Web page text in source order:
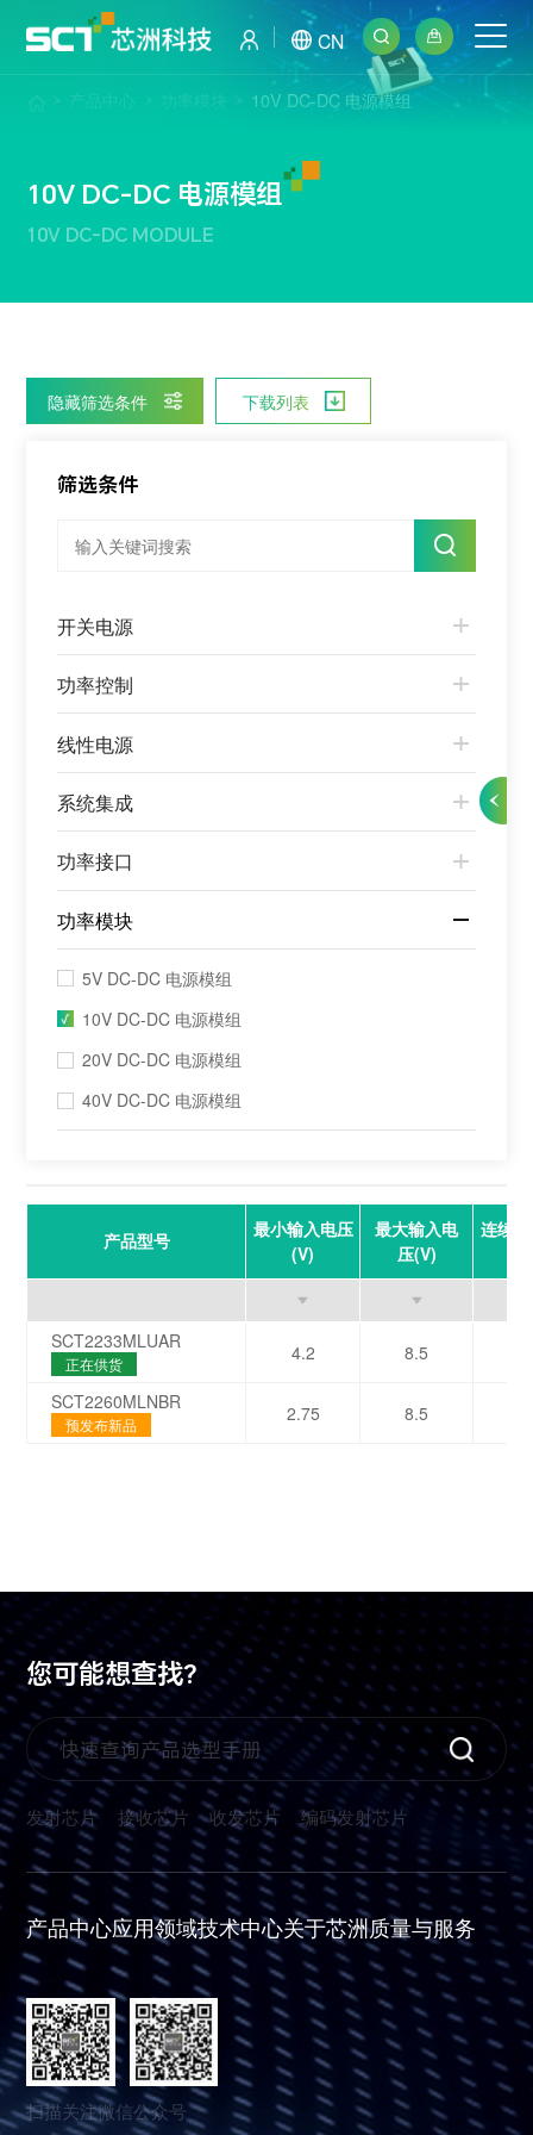
CN
产品中心 功率模块 10V DC-DC 电源模组
10V DC-DC 电源模组
10V DC-DC MODULE
隐藏筛选条件 下载列表
筛选条件
开关电源
功率控制
线性电源
系统集成
功率接口
功率模块
5V DC-DC 电源模组
10V DC-DC 电源模组
20V DC-DC 电源模组
40V DC-DC 电源模组
产品型号
最小输入电压
(V)
最大输入电
压(V)
连续
SCT2233MLUAR
正在供货 4.2 8.5
SCT2260MLNBR
预发布新品 2.75 8.5
您可能想查找?
发射芯片 接收芯片 收发芯片 编码发射芯片
产品中心应用领域技术中心关于芯洲质量与服务
扫描关注微信公众号